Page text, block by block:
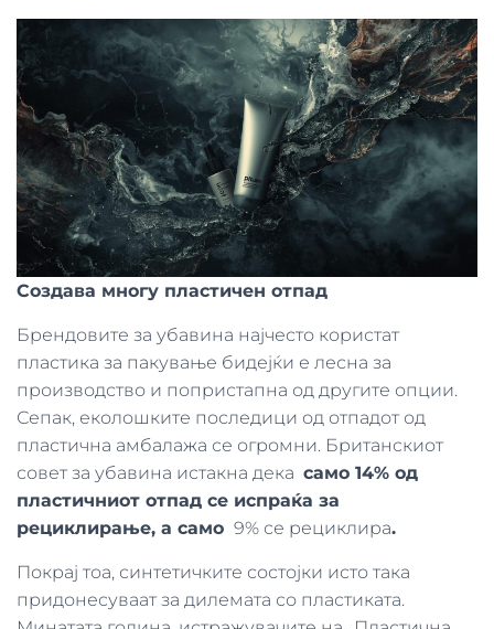
Создава многу пластичен отпад
Брендовите за убавина најчесто користат
пластика за пакување бидејќи е лесна за
производство и попристапна од другите опции.
Сепак, еколошките последици од отпадот од
пластична амбалажа се огромни. Британскиот
совет за убавина истакна дека само 14% од
пластичниот отпад се испраќа за
рециклирање, а само 9% се рециклира.
Покрај тоа, синтетичките состојки исто така
придонесуваат за дилемата со пластиката.